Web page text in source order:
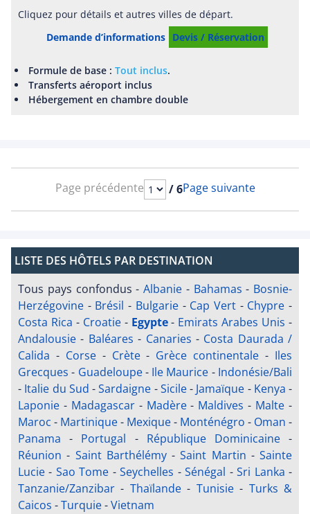
Demande d’informations Devis / Réservation
Cliquez pour détails et autres villes de départ.
Formule de base :Tout inclus.
Transferts aéroport inclus
Hébergement en chambre double
Page précédente / 6Page suivante
LISTE DES HÔTELS PAR DESTINATION
Tous pays confondus - Albanie - Bahamas - Bosnie-
Herzégovine - Brésil - Bulgarie- Cap Vert- Chypre -
Costa Rica - Croatie- Egypte- Emirats Arabes Unis -
Andalousie - Baléares - Canaries - Costa Daurada /
Calida - Corse- Crète- Grèce continentale - Iles
Grecques - Guadeloupe- Ile Maurice - Indonésie/Bali
- Italie du Sud -Sardaigne -Sicile- Jamaïque - Kenya -
Laponie - Madagascar- Madère- Maldives - Malte -
Maroc - Martinique- Mexique- Monténégro - Oman -
Panama - Portugal - République Dominicaine-
Réunion - Saint Barthélémy-Saint Martin - Sainte
Lucie - Sao Tome -Seychelles -Sénégal -Sri Lanka -
Tanzanie/Zanzibar - Thaïlande- Tunisie- Turks &
Caicos -Turquie-Vietnam